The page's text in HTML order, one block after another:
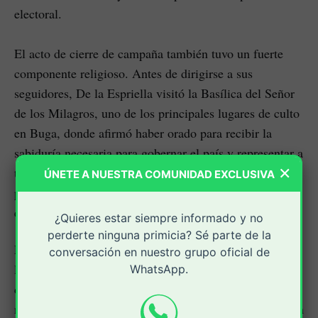
electoral.
El acto de cierre de campaña también tuvo un fuerte
componente religioso. Antes de dirigirse a sus
seguidores, De la Espriella visitó la Basílica del Señor
de los Milagros, uno de los principales lugares de culto
en Buga, donde afirmó haber orado para recibir la
sabiduría necesaria para gobernar el país y representar a
todos los colombianos, sin distinción de afiliación
política. Esto marcó un tono esperanzador y conciliador
en su discurso.
En su mensaje central, Abelardo de la Espriella hizo un
llamado a la reconciliación nacional y a la construcción
de un país donde las diferencias ideológicas no dividan
ni antepongan intereses particulares por encima del bien
×
ÚNETE A NUESTRA COMUNIDAD EXCLUSIVA
¿Quieres estar siempre informado y no
perderte ninguna primicia? Sé parte de la
conversación en nuestro grupo oficial de
WhatsApp.